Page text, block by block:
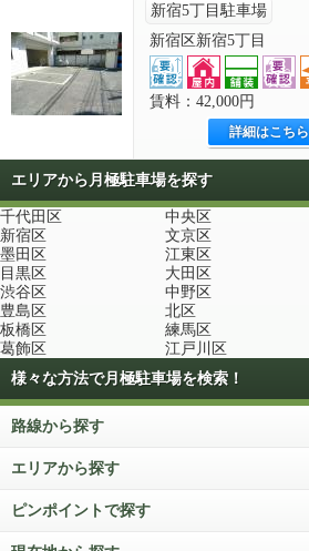
新宿5丁目駐車場
新宿区新宿5丁目
賃料：42,000円
詳細はこちら
エリアから月極駐車場を探す
千代田区 中央区
新宿区
文京区
墨田区
江東区
目黒区
大田区
渋谷区
中野区
豊島区
北区
板橋区
練馬区
葛飾区
江戸川区
様々な方法で月極駐車場を検索！
路線から探す
エリアから探す
ピンポイントで探す